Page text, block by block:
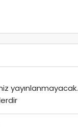
yayınlanmayacak.